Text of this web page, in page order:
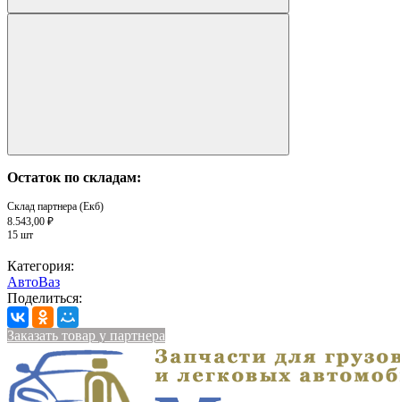
Остаток по складам:
Склад партнера (Екб)
8.543,00 ₽
15 шт
Категория:
АвтоВаз
Поделиться:
Заказать товар у партнера